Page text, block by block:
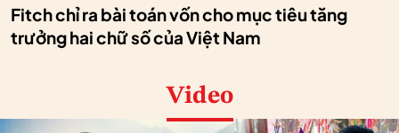
Fitch chỉ ra bài toán vốn cho mục tiêu tăng
trưởng hai chữ số của Việt Nam
Video